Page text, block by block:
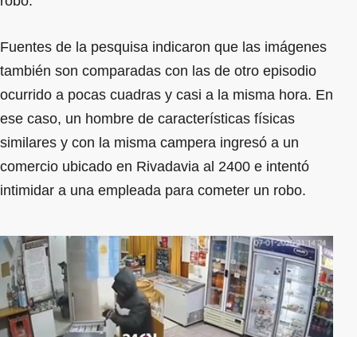
Fuentes de la pesquisa indicaron que las imágenes
también son comparadas con las de otro episodio
ocurrido a pocas cuadras y casi a la misma hora. En
ese caso, un hombre de características físicas
similares y con la misma campera ingresó a un
comercio ubicado en Rivadavia al 2400 e intentó
intimidar a una empleada para cometer un robo.